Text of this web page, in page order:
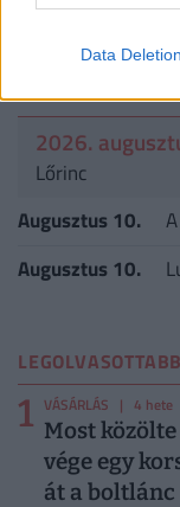
Data Deletion
DJ Oti retró
NAPTÁR
2026.
Lőrinc
Augusztus 10.
Augusztus 10.
1 VÁSÁRLÁS | 4 hete
Most
vége egy
át a boltlánc